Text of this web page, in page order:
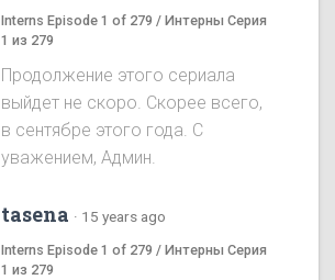
Interns Episode 1 of 279 / Интерны Серия
1 из 279
Продолжение этого сериала
выйдет не скоро. Скорее всего,
в сентябре этого года. С
уважением, Админ.
tasena · 15 years ago
Interns Episode 1 of 279 / Интерны Серия
1 из 279